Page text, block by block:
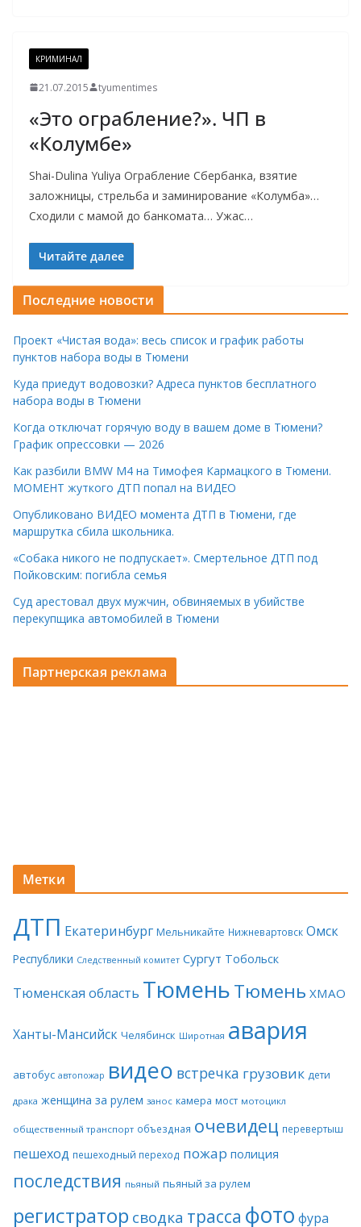
КРИМИНАЛ
21.07.2015 tyumentimes
«Это ограбление?». ЧП в
«Колумбе»
Shai-Dulina Yuliya Ограбление Сбербанка, взятие
заложницы, стрельба и заминирование «Колумба»…
Сходили с мамой до банкомата… Ужас…
Читайте далее
Последние новости
Проект «Чистая вода»: весь список и график работы
пунктов набора воды в Тюмени
Куда приедут водовозки? Адреса пунктов бесплатного
набора воды в Тюмени
Когда отключат горячую воду в вашем доме в Тюмени?
График опрессовки — 2026
Как разбили BMW M4 на Тимофея Кармацкого в Тюмени.
МОМЕНТ жуткого ДТП попал на ВИДЕО
Опубликовано ВИДЕО момента ДТП в Тюмени, где
маршрутка сбила школьника.
«Собака никого не подпускает». Смертельное ДТП под
Пойковским: погибла семья
Суд арестовал двух мужчин, обвиняемых в убийстве
перекупщика автомобилей в Тюмени
Партнерская реклама
Метки
ДТП Екатеринбург Мельникайте Нижневартовск Омск
Республики Следственный комитет Сургут Тобольск
Тюменская область ТюменьТюмень ХМАО
Ханты-Мансийск Челябинск Широтная авария
автобус автопожар видео встречка грузовик дети
драка женщина за рулем занос камера мост мотоцикл
общественный транспорт объездная очевидец перевертыш
пешеход пешеходный переход пожар полиция
последствия пьяный пьяный за рулем
регистратор сводка трасса фото фура